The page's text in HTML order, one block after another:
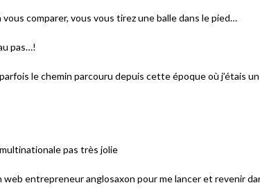
comparer, vous vous tirez une balle dans le pied…
pas…!
le chemin parcouru depuis cette époque où j’étais
pas très jolie
web entrepreneur anglosaxon pour me lancer et revenir